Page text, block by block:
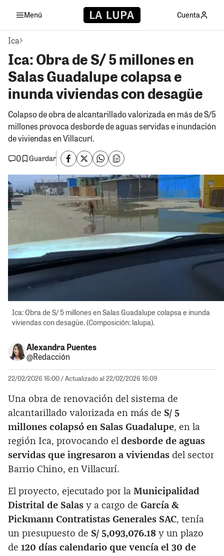
Menú Cuenta
Ica
Ica: Obra de S/ 5 millones en
Salas Guadalupe colapsa e
inunda viviendas con desagüe
Colapso de obra de alcantarillado valorizada en más de S/5
millones provoca desborde de aguas servidas e inundación
de viviendas en Villacurí.
0
Guardar
Ica: Obra de S/ 5 millones en Salas Guadalupe colapsa e inunda
viviendas con desagüe. (Composición: lalupa).
Alexandra Puentes
@Redacción
22/02/2026 16:00/ Actualizado al 22/02/2026 16:09
Una obra de renovación del sistema de
alcantarillado valorizada en más de S/ 5
millones colapsó en Salas Guadalupe, en la
región Ica, provocando el desborde de aguas
servidas que ingresaron a viviendas del sector
Barrio Chino, en Villacurí.
El proyecto, ejecutado por la Municipalidad
Distrital de Salas y a cargo de García &
Pickmann Contratistas Generales SAC, tenía
un presupuesto de S/ 5,093,076.18 y un plazo
de 120 días calendario que vencía el 30 de